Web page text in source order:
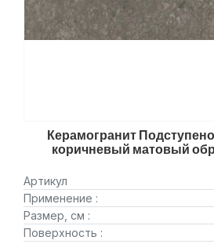
Керамогранит
коричневый матовый
Артикул
Применение :
Размер, см :
Поверхность :